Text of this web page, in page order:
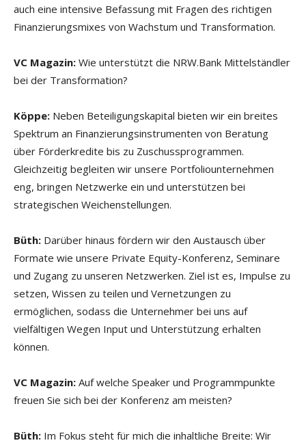
auch eine intensive Befassung mit Fragen des richtigen
Finanzierungsmixes von Wachstum und Transformation.
VC Magazin: Wie unterstützt die NRW.Bank Mittelständler
bei der Transformation?
Köppe: Neben Beteiligungskapital bieten wir ein breites
Spektrum an Finanzierungsinstrumenten von Beratung
über Förderkredite bis zu Zuschussprogrammen.
Gleichzeitig begleiten wir unsere Portfoliounternehmen
eng, bringen Netzwerke ein und unterstützen bei
strategischen Weichenstellungen.
Büth: Darüber hinaus fördern wir den Austausch über
Formate wie unsere Private Equity-Konferenz, Seminare
und Zugang zu unseren Netzwerken. Ziel ist es, Impulse zu
setzen, Wissen zu teilen und Vernetzungen zu
ermöglichen, sodass die Unternehmer bei uns auf
vielfältigen Wegen Input und Unterstützung erhalten
können.
VC Magazin: Auf welche Speaker und Programmpunkte
freuen Sie sich bei der Konferenz am meisten?
Büth: Im Fokus steht für mich die inhaltliche Breite: Wir